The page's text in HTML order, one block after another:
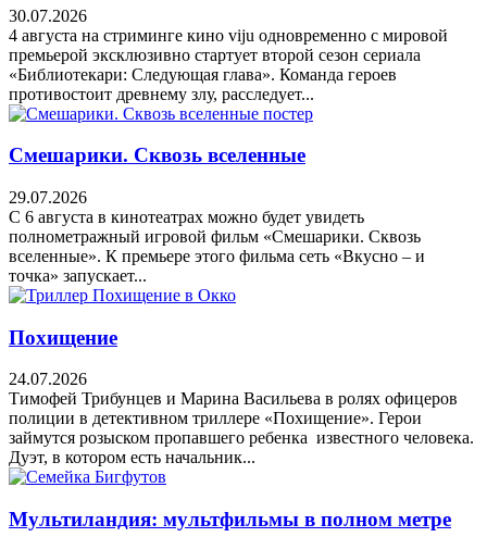
30.07.2026
4 августа на стриминге кино viju одновременно с мировой
премьерой эксклюзивно стартует второй сезон сериала
«Библиотекари: Следующая глава». Команда героев
противостоит древнему злу, расследует...
Смешарики. Сквозь вселенные
29.07.2026
С 6 августа в кинотеатрах можно будет увидеть
полнометражный игровой фильм «Смешарики. Сквозь
вселенные». К премьере этого фильма сеть «Вкусно – и
точка» запускает...
Похищение
24.07.2026
Тимофей Трибунцев и Марина Васильева в ролях офицеров
полиции в детективном триллере «Похищение». Герои
займутся розыском пропавшего ребенка известного человека.
Дуэт, в котором есть начальник...
Мультиландия: мультфильмы в полном метре